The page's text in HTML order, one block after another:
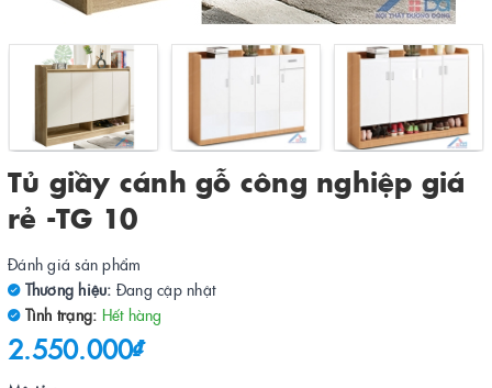
Tủ giầy cánh gỗ công nghiệp giá
rẻ -TG 10
Đánh giá sản phẩm
Thương hiệu: Đang cập nhật
Tình trạng: Hết hàng
2.550.000₫